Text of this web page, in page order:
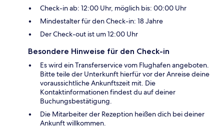
Check-in ab: 12:00 Uhr, möglich bis: 00:00 Uhr
Mindestalter für den Check-in: 18 Jahre
Der Check-out ist um 12:00 Uhr
Besondere Hinweise für den Check-in
Es wird ein Transferservice vom Flughafen angeboten.
Bitte teile der Unterkunft hierfür vor der Anreise deine
voraussichtliche Ankunftszeit mit. Die
Kontaktinformationen findest du auf deiner
Buchungsbestätigung.
Die Mitarbeiter der Rezeption heißen dich bei deiner
Ankunft willkommen.